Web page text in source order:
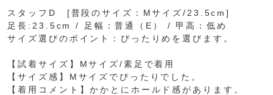
スタッフD [普段のサイズ：Mサイズ/23.5cm]
足長:23.5cm / 足幅：普通（E） / 甲高：低め
サイズ選びのポイント：ぴったりめを選びます。
【試着サイズ】Mサイズ/素足で着用
【サイズ感】Mサイズでぴったりでした。
【着用コメント】かかとにホールド感があります。